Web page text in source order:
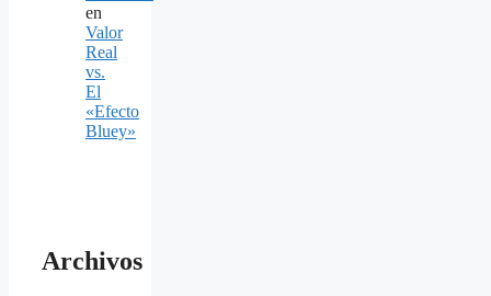
en
Valor
Real
vs.
El
«Efecto
Bluey»
Archivos